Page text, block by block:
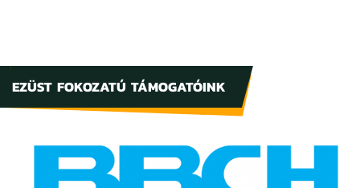
EZÜST FOKOZATÚ TÁMOGATÓINK